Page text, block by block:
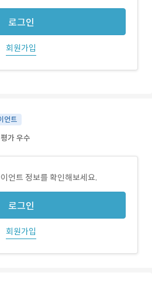
로그인
회원가입
언트
평가 우수
언트 정보를 확인해보세요.
로그인
회원가입